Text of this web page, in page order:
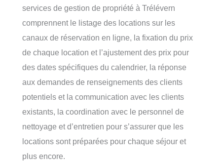
services de gestion de propriété à Trélévern
comprennent le listage des locations sur les
canaux de réservation en ligne, la fixation du prix
de chaque location et l’ajustement des prix pour
des dates spécifiques du calendrier, la réponse
aux demandes de renseignements des clients
potentiels et la communication avec les clients
existants, la coordination avec le personnel de
nettoyage et d’entretien pour s’assurer que les
locations sont préparées pour chaque séjour et
plus encore.